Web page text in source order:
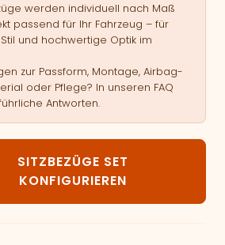
werden individuell nach Maß
passend für Ihr Fahrzeug – für
und hochwertige Optik im
zur Passform, Montage, Airbag-
oder Pflege? In unseren FAQ
Antworten.
für FORD Mondeo MK5
SITZBEZÜGE SET
KONFIGURIEREN